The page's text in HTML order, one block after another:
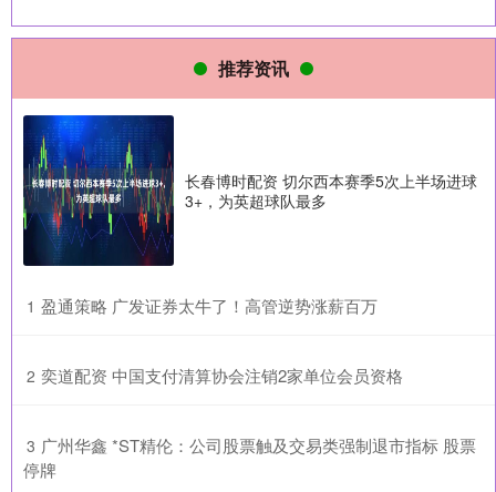
推荐资讯
长春博时配资 切尔西本赛季5次上半场进球
3+，为英超球队最多
1 ​盈通策略 广发证券太牛了！高管逆势涨薪百万
2 ​奕道配资 中国支付清算协会注销2家单位会员资格
3 ​广州华鑫 *ST精伦：公司股票触及交易类强制退市指标 股票
停牌